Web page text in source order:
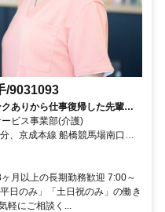
/9031093
ありから仕事復帰した先輩や
ビス事業部(介護)
、京成本線 船橋競馬場南口徒
約17分 車・バイク通勤
月以上の長期勤務歓迎 7:00～
日のみ」「土日祝のみ」の働き
軽にご相談く...